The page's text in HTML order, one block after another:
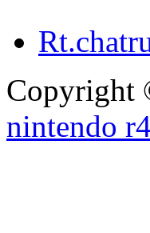
Copyright
nintendo r4